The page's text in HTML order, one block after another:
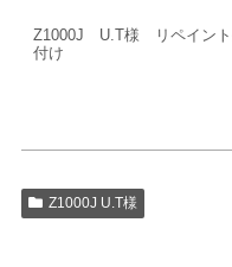
Z1000J U.T様 リペイント
付け
Z1000J U.T様